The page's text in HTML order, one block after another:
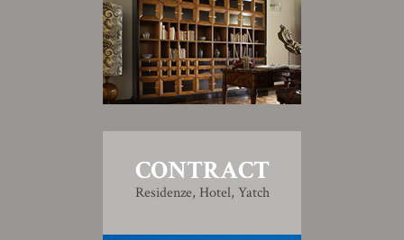
CONTRACT
Residenze, Hotel, Yatch